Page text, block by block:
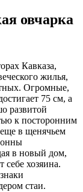
овчарка
Кавказа,
жилья,
Огромные,
75 см, а
развитой
к посторонним
в щенячьем
в новый дом,
хозяина.
стаи.